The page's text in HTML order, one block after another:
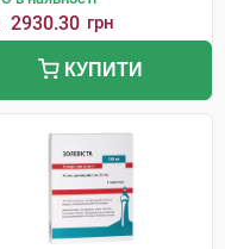
2930.30 грн
КУПИТИ